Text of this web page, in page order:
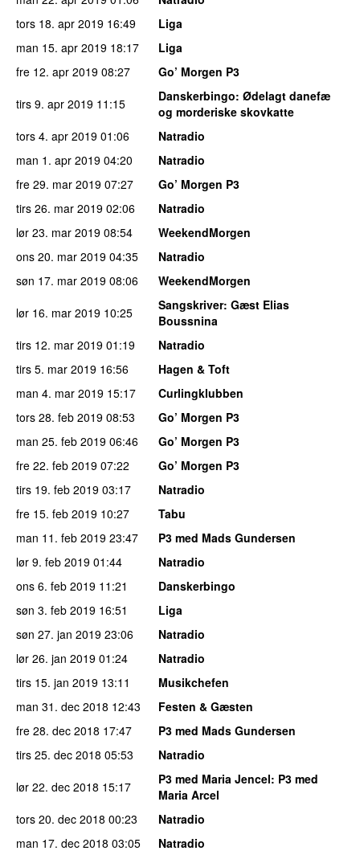
tors 18. apr 2019 16:49
Liga
man 15. apr 2019 18:17
Liga
fre 12. apr 2019 08:27
Go’ Morgen P3
tirs 9. apr 2019 11:15 Danskerbingo: Ødelagt danefæ
og morderiske skovkatte
tors 4. apr 2019 01:06
Natradio
man 1. apr 2019 04:20
Natradio
fre 29. mar 2019 07:27
Go’ Morgen P3
tirs 26. mar 2019 02:06
Natradio
lør 23. mar 2019 08:54
WeekendMorgen
ons 20. mar 2019 04:35
Natradio
søn 17. mar 2019 08:06
WeekendMorgen
lør 16. mar 2019 10:25 Sangskriver: Gæst Elias
Boussnina
tirs 12. mar 2019 01:19
Natradio
tirs 5. mar 2019 16:56
Hagen & Toft
man 4. mar 2019 15:17
Curlingklubben
tors 28. feb 2019 08:53
Go’ Morgen P3
man 25. feb 2019 06:46
Go’ Morgen P3
fre 22. feb 2019 07:22
Go’ Morgen P3
tirs 19. feb 2019 03:17
Natradio
fre 15. feb 2019 10:27
Tabu
man 11. feb 2019 23:47
P3 med Mads Gundersen
lør 9. feb 2019 01:44
Natradio
ons 6. feb 2019 11:21
Danskerbingo
søn 3. feb 2019 16:51
Liga
søn 27. jan 2019 23:06
Natradio
lør 26. jan 2019 01:24
Natradio
tirs 15. jan 2019 13:11
Musikchefen
man 31. dec 2018 12:43
Festen & Gæsten
fre 28. dec 2018 17:47
P3 med Mads Gundersen
tirs 25. dec 2018 05:53
Natradio
lør 22. dec 2018 15:17 P3 med Maria Jencel: P3 med
Maria Arcel
tors 20. dec 2018 00:23
Natradio
man 17. dec 2018 03:05
Natradio